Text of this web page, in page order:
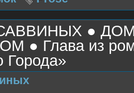
●
● Глава из
Города»